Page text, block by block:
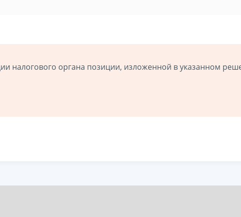
налогового органа позиции, изложенной в указанном